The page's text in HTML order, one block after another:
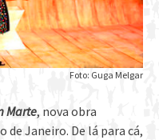
Foto: Guga Melgar
Marte, nova obra
de Janeiro. De lá para cá,